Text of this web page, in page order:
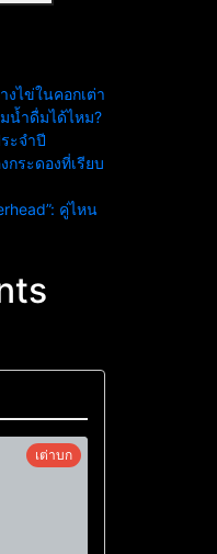
งไข่ในคอกเต่า
น้ำดื่มได้ไหม?
ะจำปี
ระดองที่เรียบ
คู่ไหน
เต่าบก